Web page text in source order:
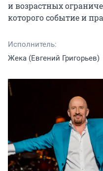
и возрастных
которого событие и
Исполнитель:
Жека (Евгений Григорьев)